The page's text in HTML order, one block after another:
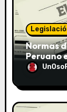
Normas
Peruano